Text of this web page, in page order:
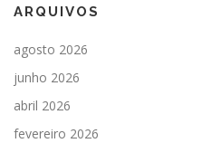
ARQUIVOS
agosto 2026
junho 2026
abril 2026
fevereiro 2026